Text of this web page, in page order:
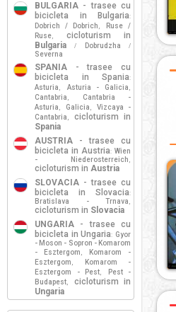
BULGARIA - trasee cu
bicicleta in Bulgaria:
Dobrich / Dobrich ,
Ruse /
Ruse,
cicloturism in
Bulgaria
/ Dobrudzha /
Severna
SPANIA - trasee cu
bicicleta in Spania:
Asturia , Asturia - Galicia ,
Cantabria ,
Cantabria -
Asturia , Galicia ,
Vizcaya -
Cantabria ,
cicloturism in
Spania
AUSTRIA - trasee cu
bicicleta in Austria: Wien
- Niederosterreich ,
cicloturism in Austria
SLOVACIA - trasee cu
bicicleta in Slovacia:
Bratislava - Trnava ,
cicloturism in Slovacia
UNGARIA - trasee cu
bicicleta in Ungaria: Gyor
- Moson - Sopron - Komarom
- Esztergom ,
Komarom -
Esztergom ,
Komarom -
Esztergom - Pest,
Pest -
Budapest,
cicloturism in
Ungaria